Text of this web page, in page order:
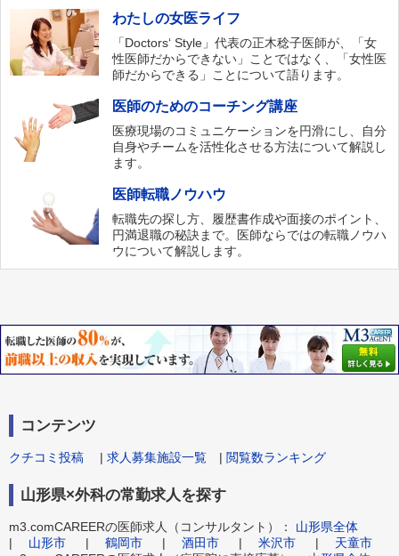
わたしの女医ライフ
「Doctors‘ Style」代表の正木稔子医師が、「女
性医師だからできない」ことではなく、「女性医
師だからできる」ことについて語ります。
医師のためのコーチング講座
医療現場のコミュニケーションを円滑にし、自分
自身やチームを活性化させる方法について解説し
ます。
医師転職ノウハウ
転職先の探し方、履歴書作成や面接のポイント、
円満退職の秘訣まで。医師ならではの転職ノウハ
ウについて解説します。
コンテンツ
クチコミ投稿 | 求人募集施設一覧 | 閲覧数ランキング
山形県×外科の常勤求人を探す
m3.comCAREERの医師求人（コンサルタント）： 山形県全体
| 山形市 | 鶴岡市 | 酒田市 | 米沢市 | 天童市